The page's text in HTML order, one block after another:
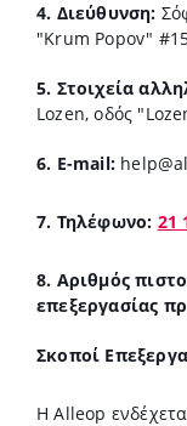
4. Διεύθυνση:
"Krum Popov"
5. Στοιχεία
Lozen, οδός
6. E-mail:
7. Τηλέφωνο: 21
8. Αριθμός
επεξεργασίας
Σκοποί
Η Alleop